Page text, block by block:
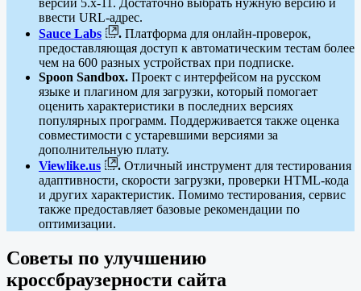
ввести URL-адрес.
Sauce Labs
. Платформа для онлайн-проверок,
предоставляющая доступ к автоматическим тестам более
чем на 600 разных устройствах при подписке.
Spoon Sandbox. Проект с интерфейсом на русском
языке и плагином для загрузки, который помогает
оценить характеристики в последних версиях
популярных программ. Поддерживается также оценка
совместимости с устаревшими версиями за
дополнительную плату.
Viewlike.us
. Отличный инструмент для тестирования
адаптивности, скорости загрузки, проверки HTML-кода
и других характеристик. Помимо тестирования, сервис
также предоставляет базовые рекомендации по
оптимизации.
Советы по улучшению
кроссбраузерности сайта